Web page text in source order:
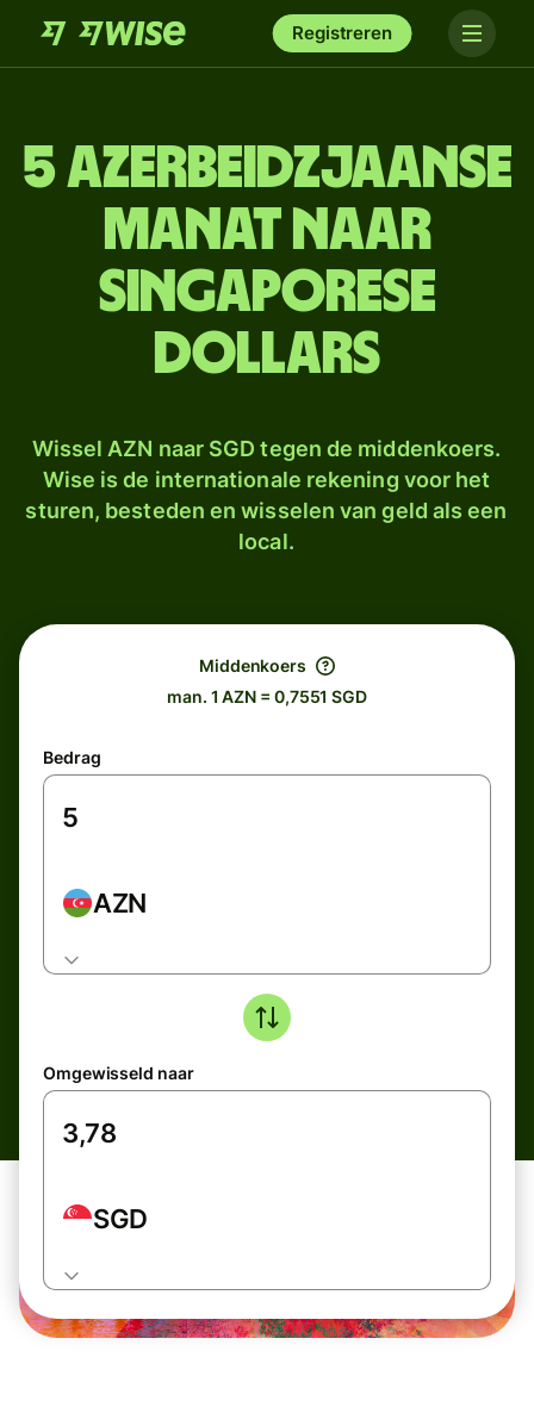
Registreren
5 Azerbeidzjaanse
manat naar
Singaporese
dollars
Wissel AZN naar SGD tegen de middenkoers.
Wise is de internationale rekening voor het
sturen, besteden en wisselen van geld als een
local.
Middenkoers
man. 1 AZN = 0,7551 SGD
Bedrag
AZN
Omgewisseld naar
SGD